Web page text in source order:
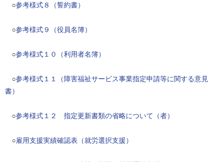
○参考様式８（誓約書）
○参考様式９（役員名簿）
○参考様式１０（利用者名簿）
○参考様式１１（障害福祉サービス事業指定申請等に関する意見
書）
○参考様式１２ 指定更新書類の省略について（者）
○雇用支援実績確認表（就労選択支援）